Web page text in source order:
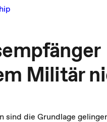
Militär
sind die Grundlage